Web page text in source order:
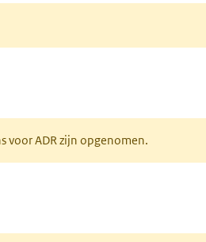
voor ADR zijn opgenomen.